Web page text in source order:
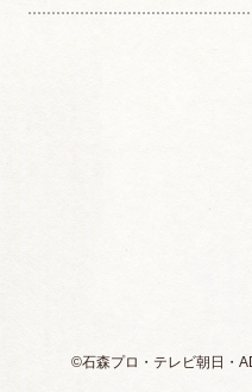
©石森プロ・テレビ朝日・